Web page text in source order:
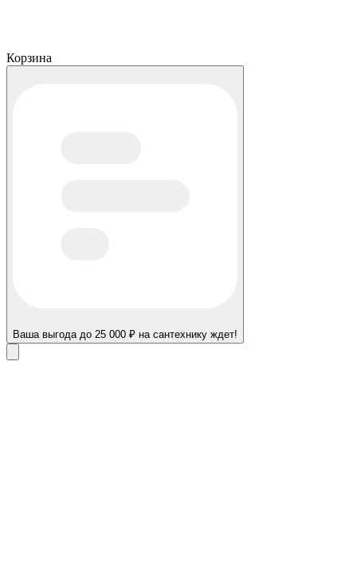
Корзина
Ваша выгода до 25 000 ₽ на сантехнику ждет!